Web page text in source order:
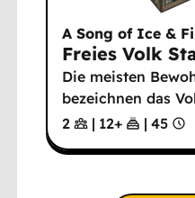
A Song of Ice &
Freies Volk
Die meisten
bezeichnen das
2
| 12+ | 45